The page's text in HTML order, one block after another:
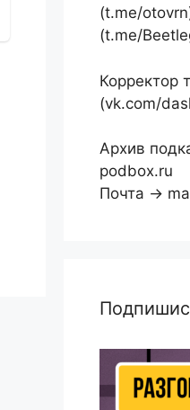
(t.me/
(t.me/
Корректор
(vk.com/
Архив
podbox.ru
Почта →